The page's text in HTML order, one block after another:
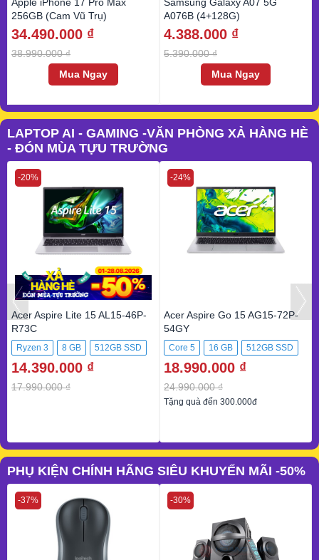
256GB (Cam Vũ Trụ)
34.490.000 ₫
38.990.000 ₫
Mua Ngay
A076B (4+128G)
4.388.000 ₫
5.390.000 ₫
Mua Ngay
LAPTOP AI - GAMING -VĂN PHÒNG XẢ HÀNG HÈ
- ĐÓN MÙA TỰU TRƯỜNG
Acer Aspire Lite 15 AL15-46P-
R73C
Ryzen 3 8 GB 512GB SSD
14.390.000 ₫
17.990.000 ₫
-20%
Acer Aspire Go 15 AG15-72P-
54GY
Core 5 16 GB 512GB SSD
18.990.000 ₫
24.990.000 ₫
-24%
Tặng quà đến 300.000đ
PHỤ KIỆN CHÍNH HÃNG SIÊU KHUYẾN MÃI -50%
-37% -30%